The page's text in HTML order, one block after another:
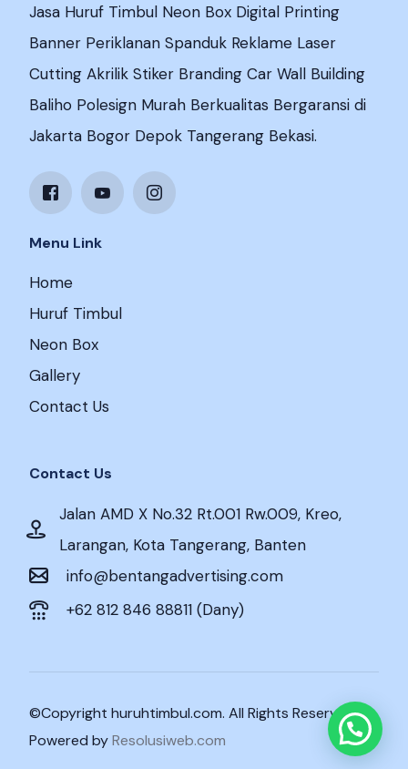
Jasa Huruf Timbul Neon Box Digital Printing
Banner Periklanan Spanduk Reklame Laser
Cutting Akrilik Stiker Branding Car Wall Building
Baliho Polesign Murah Berkualitas Bergaransi di
Jakarta Bogor Depok Tangerang Bekasi.
Menu Link
Home
Huruf Timbul
Neon Box
Gallery
Contact Us
Contact Us
Jalan AMD X No.32 Rt.001 Rw.009, Kreo,
Larangan, Kota Tangerang, Banten
info@bentangadvertising.com
+62 812 846 88811 (Dany)
©Copyright huruhtimbul.com. All Rights Reserved.
Powered byResolusiweb.com